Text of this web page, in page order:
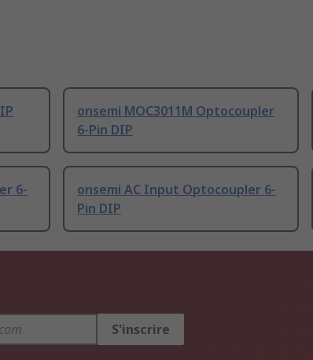
onsemi MOC3011M Optocoupler
6-Pin DIP
6-
onsemi AC Input Optocoupler 6-
Pin DIP
S'inscrire